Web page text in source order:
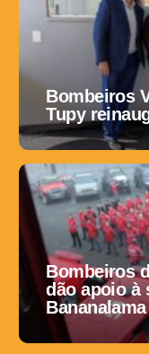
Bombeiros
Tupy
Bombeiros
dão apoio à
Bananalama